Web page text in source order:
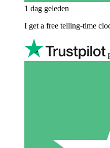
1 dag geleden
I get a free telling-time